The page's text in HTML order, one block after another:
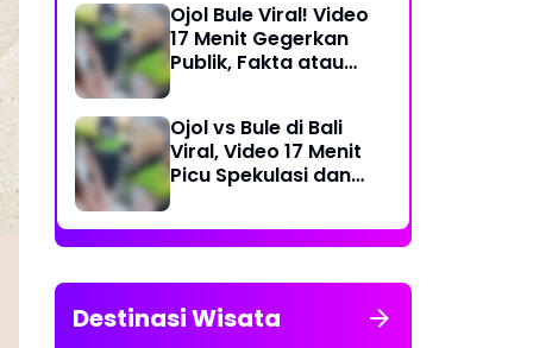
Ojol Bule Viral! Video
17 Menit Gegerkan
Publik, Fakta atau
Ojol vs Bule di Bali
Viral, Video 17 Menit
Picu Spekulasi dan
Destinasi Wisata